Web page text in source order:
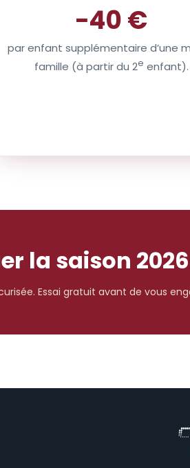
−40 €
par enfant supplémentaire d’une
famille (à partir du 2e enfant).
la saison
Essai gratuit avant de vous